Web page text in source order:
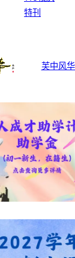
特刊
芙中风